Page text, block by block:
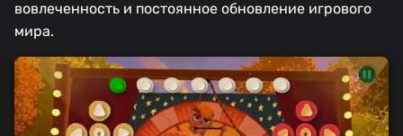
вовлеченность и постоянное обновление игрового
мира.